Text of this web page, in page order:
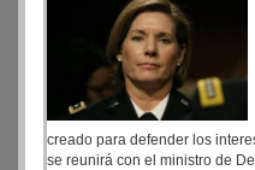
creado para defender los
se reunirá con el ministro de